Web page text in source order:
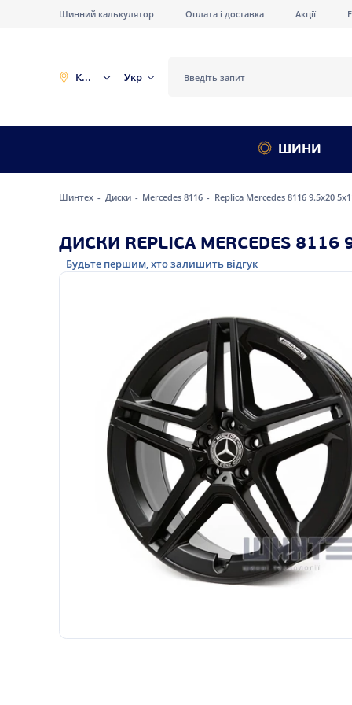
Шинний калькулятор Оплата і доставка Акції
Київ Укр
ШИНИ
Шинтех Диски Mercedes 8116 Replica Mercedes 8116 9.5x20
ДИСКИ REPLICA MERCEDES
Будьте першим, хто залишить відгук